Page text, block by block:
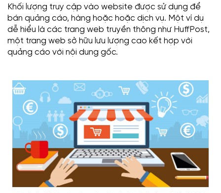
Khối lượng truy cập vào website được sử dụng để
bán quảng cáo, hàng hoặc hoặc dịch vụ. Một ví dụ
dễ hiểu là các trang web truyền thông như HuffPost,
một trang web sở hữu lưu lượng cao kết hợp với
quảng cáo với nội dung gốc.